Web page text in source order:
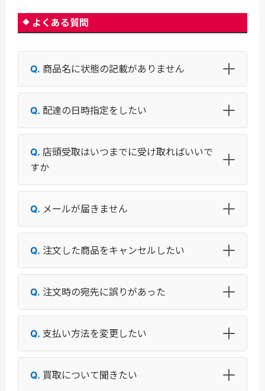
よくある質問
商品名に状態の記載がありません
配達の日時指定をしたい
店頭受取はいつまでに受け取ればいいで
すか
メールが届きません
注文した商品をキャンセルしたい
注文時の宛先に誤りがあった
支払い方法を変更したい
買取について聞きたい